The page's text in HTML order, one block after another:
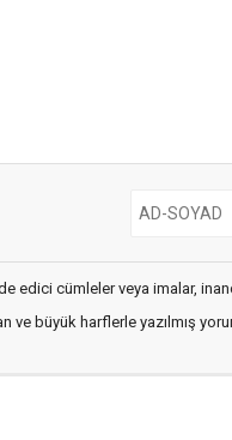
edici cümleler veya imalar,
ve büyük harflerle yazılmış